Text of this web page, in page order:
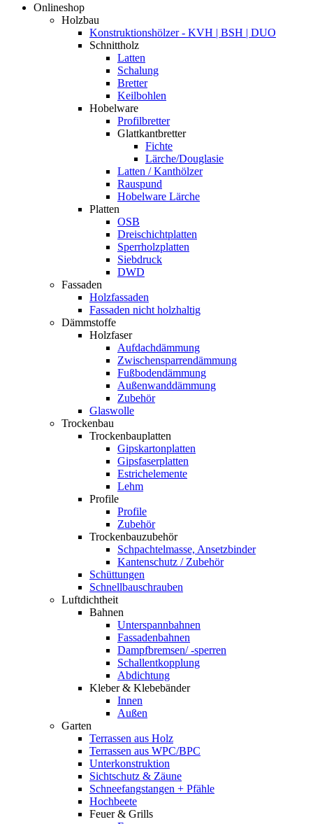
Onlineshop
Holzbau
Konstruktionshölzer - KVH | BSH | DUO
Schnittholz
Latten
Schalung
Bretter
Keilbohlen
Hobelware
Profilbretter
Glattkantbretter
Fichte
Lärche/Douglasie
Latten / Kanthölzer
Rauspund
Hobelware Lärche
Platten
OSB
Dreischichtplatten
Sperrholzplatten
Siebdruck
DWD
Fassaden
Holzfassaden
Fassaden nicht holzhaltig
Dämmstoffe
Holzfaser
Aufdachdämmung
Zwischensparrendämmung
Fußbodendämmung
Außenwanddämmung
Zubehör
Glaswolle
Trockenbau
Trockenbauplatten
Gipskartonplatten
Gipsfaserplatten
Estrichelemente
Lehm
Profile
Profile
Zubehör
Trockenbauzubehör
Schpachtelmasse, Ansetzbinder
Kantenschutz / Zubehör
Schüttungen
Schnellbauschrauben
Luftdichtheit
Bahnen
Unterspannbahnen
Fassadenbahnen
Dampfbremsen/ -sperren
Schallentkopplung
Abdichtung
Kleber & Klebebänder
Innen
Außen
Garten
Terrassen aus Holz
Terrassen aus WPC/BPC
Unterkonstruktion
Sichtschutz & Zäune
Schneefangstangen + Pfähle
Hochbeete
Feuer & Grills